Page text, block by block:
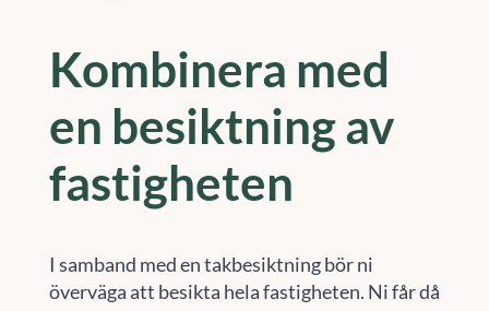
Kombinera med
en besiktning av
fastigheten
I samband med en takbesiktning bör ni
överväga att besikta hela fastigheten. Ni får då